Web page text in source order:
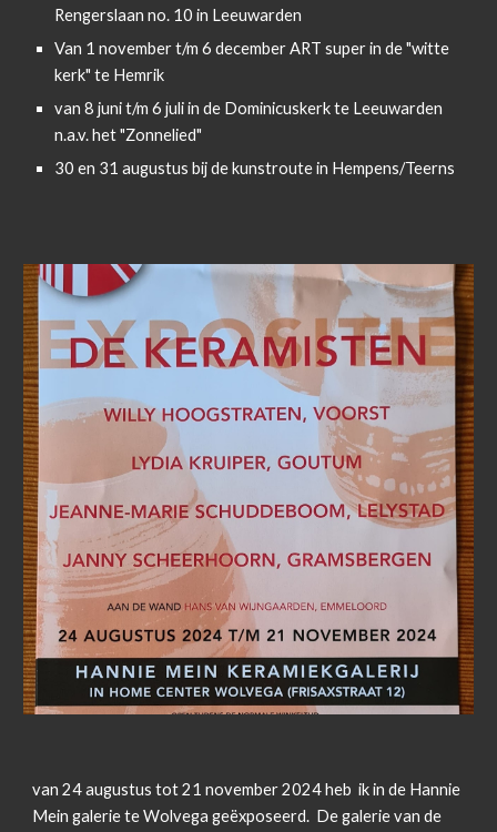
Rengerslaan no. 10 in Leeuwarden
Van 1 november t/m 6 december ART super in de "witte
kerk" te Hemrik
van 8 juni t/m 6 juli in de Dominicuskerk te Leeuwarden
n.a.v. het "Zonnelied"
30 en 31 augustus bij de kunstroute in Hempens/Teerns
van 24 augustus tot 21 november 2024 heb ik in de Hannie
Mein galerie te Wolvega geëxposeerd. De galerie van de